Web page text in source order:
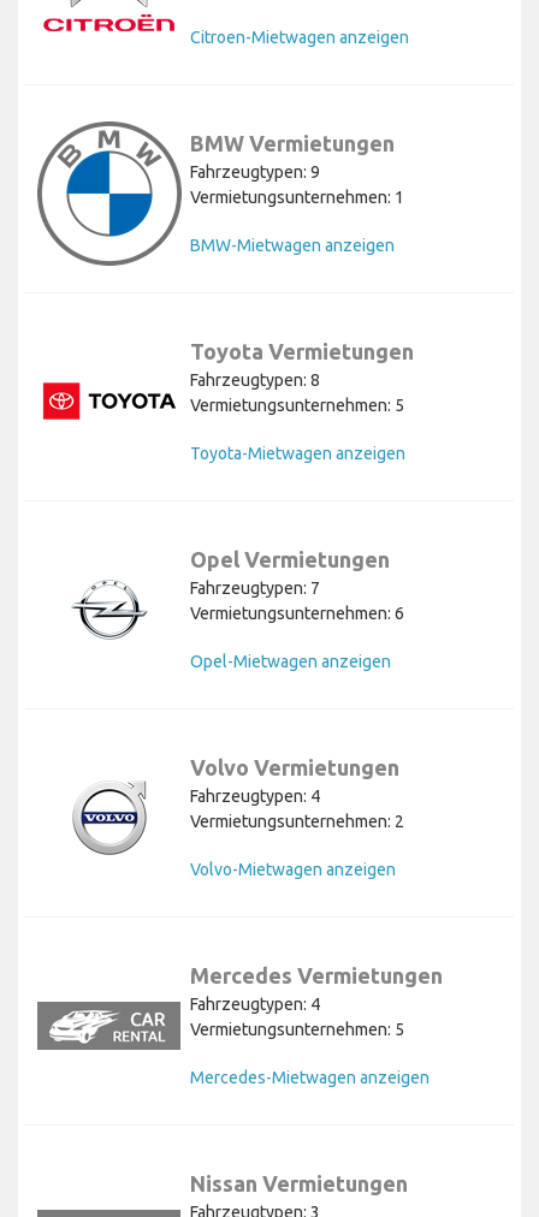
Citroen-Mietwagen anzeigen
BMW Vermietungen
Fahrzeugtypen: 9
Vermietungsunternehmen: 1
BMW-Mietwagen anzeigen
Toyota Vermietungen
Fahrzeugtypen: 8
Vermietungsunternehmen: 5
Toyota-Mietwagen anzeigen
Opel Vermietungen
Fahrzeugtypen: 7
Vermietungsunternehmen: 6
Opel-Mietwagen anzeigen
Volvo Vermietungen
Fahrzeugtypen: 4
Vermietungsunternehmen: 2
Volvo-Mietwagen anzeigen
Mercedes Vermietungen
Fahrzeugtypen: 4
Vermietungsunternehmen: 5
Mercedes-Mietwagen anzeigen
Nissan Vermietungen
Fahrzeugtypen: 3